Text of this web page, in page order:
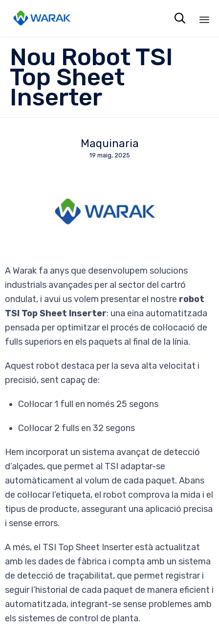

Nou Robot TSI
Top Sheet
Inserter
Maquinaria
19 maig, 2025
A Warak fa anys que desenvolupem solucions
industrials avançades per al sector del cartró
ondulat, i avui us volem presentar el nostre robot
TSI Top Sheet Inserter: una eina automatitzada
pensada per optimitzar el procés de col·locació de
fulls superiors en els paquets al final de la línia.
Aquest robot destaca per la seva alta velocitat i
precisió, sent capaç de:
Col·locar 1 full en només 25 segons
Col·locar 2 fulls en 32 segons
Hem incorporat un sistema avançat de detecció
d’alçades, que permet al TSI adaptar-se
automàticament al volum de cada paquet. Abans
de col·locar l’etiqueta, el robot comprova la mida i el
tipus de producte, assegurant una aplicació precisa
i sense errors.
A més, el TSI Top Sheet Inserter està actualitzat
amb les dades de fàbrica i compta amb un sistema
de detecció de traçabilitat, que permet registrar i
seguir l’historial de cada paquet de manera eficient i
automatitzada, integrant-se sense problemes amb
els sistemes de control de planta.